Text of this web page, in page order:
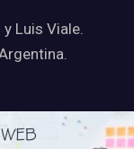
Luis Viale.